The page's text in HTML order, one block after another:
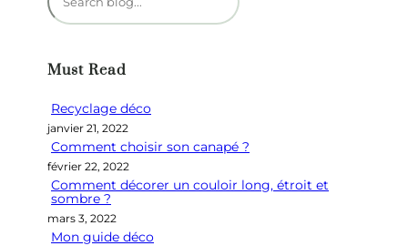
e
e
c
h
e
Must Read
Recyclage déco
janvier 21, 2022
Comment choisir son canapé ?
février 22, 2022
Comment décorer un couloir long, étroit et
sombre ?
mars 3, 2022
Mon guide déco